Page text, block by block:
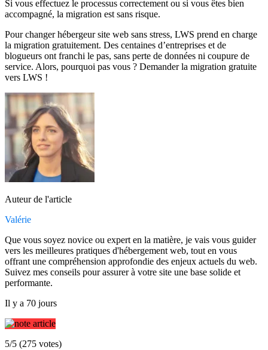
Si vous effectuez le processus correctement ou si vous êtes bien
accompagné, la migration est sans risque.
Pour changer hébergeur site web sans stress, LWS prend en charge
la migration gratuitement. Des centaines d’entreprises et de
blogueurs ont franchi le pas, sans perte de données ni coupure de
service. Alors, pourquoi pas vous ? Demander la migration gratuite
vers LWS !
Auteur de l'article
Valérie
Que vous soyez novice ou expert en la matière, je vais vous guider
vers les meilleures pratiques d'hébergement web, tout en vous
offrant une compréhension approfondie des enjeux actuels du web.
Suivez mes conseils pour assurer à votre site une base solide et
performante.
Il y a 70 jours
5/5 (275 votes)